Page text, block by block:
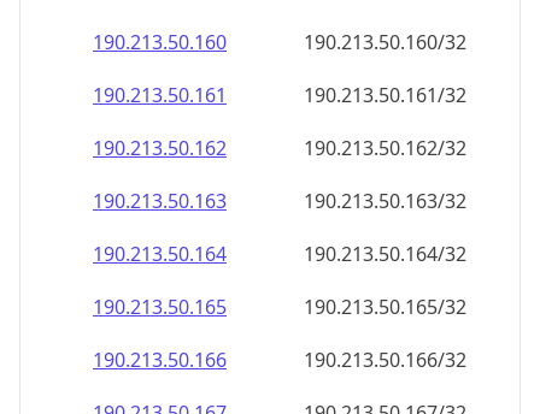
190.213.50.160
190.213.50.160/32
190.213.50.161
190.213.50.161/32
190.213.50.162
190.213.50.162/32
190.213.50.163
190.213.50.163/32
190.213.50.164
190.213.50.164/32
190.213.50.165
190.213.50.165/32
190.213.50.166
190.213.50.166/32